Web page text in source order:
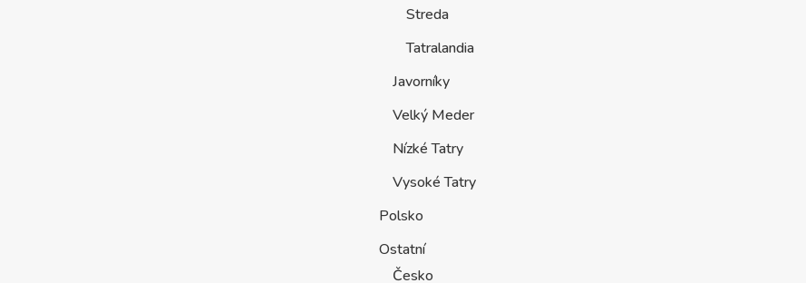
Streda
Tatralandia
Javorníky
Velký Meder
Nízké Tatry
Vysoké Tatry
Polsko
Ostatní
Česko